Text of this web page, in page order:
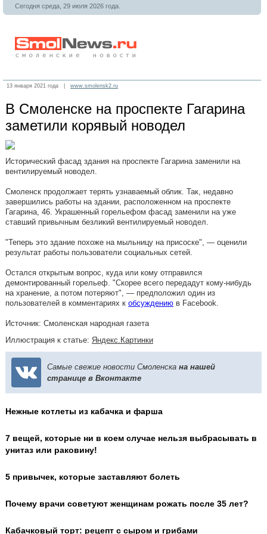
Сегодня среда, 29 июля 2026 года.
13 января 2021 года | www.smolensk2.ru
В Смоленске на проспекте Гагарина
заметили корявый новодел
Исторический фасад здания на проспекте Гагарина заменили на
вентилируемый новодел.
Смоленск продолжает терять узнаваемый облик. Так, недавно
завершились работы на здании, расположенном на проспекте
Гагарина, 46. Украшенный горельефом фасад заменили на уже
ставший привычным безликий вентилируемый новодел.
"Теперь это здание похоже на мыльницу на присоске", — оценили
результат работы пользователи социальных сетей.
Остался открытым вопрос, куда или кому отправился
демонтированный горельеф. "Скорее всего передадут кому-нибудь
на хранение, а потом потеряют", — предположил один из
пользователей в комментариях к обсуждению в Facebook.
Источник: Смоленская народная газета
Иллюстрация к статье: Яндекс.Картинки
Самые свежие новости Смоленска на нашей
странице в Вконтакте
Нежные котлеты из кабачка и фарша
7 вещей, которые ни в коем случае нельзя выбрасывать в
унитаз или раковину!
5 привычек, которые заставляют болеть
Почему врачи советуют женщинам рожать после 35 лет?
Кабачковый торт: рецепт с сыром и грибами